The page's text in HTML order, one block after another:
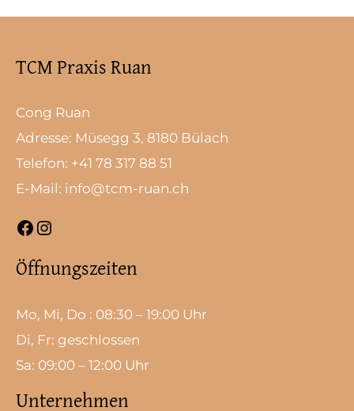
TCM Praxis Ruan
Cong Ruan
Adresse: Müsegg 3, 8180 Bülach
Telefon: +41 78 317 88 51
E-Mail: info@tcm-ruan.ch
Öffnungszeiten
Mo, Mi, Do : 08:30 – 19:00 Uhr
Di, Fr: geschlossen
Sa: 09:00 – 12:00 Uhr
Unternehmen